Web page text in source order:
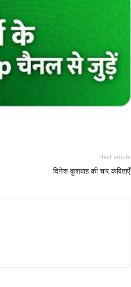
Next article
दिनेश कुशवाह की चार कविताएँ